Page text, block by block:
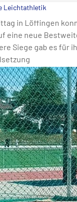
Leichtathletik
in Löffingen
eine neue
Siege gab es für